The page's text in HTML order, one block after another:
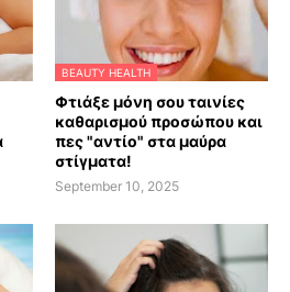
BEAUTY HEALTH
Φτιάξε μόνη σου ταινίες
καθαρισμού προσώπου και
πες "αντίο" στα μαύρα
στίγματα!
September 10, 2025